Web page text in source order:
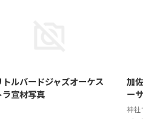
トルバードジャズオーケス
ラ宣材写真
加
ー
神社